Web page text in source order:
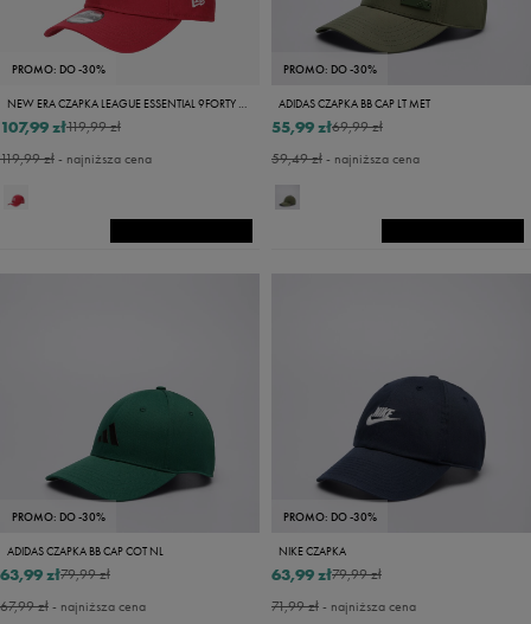
PROMO: DO -30%
NEW ERA CZAPKA LEAGUE ESSENTIAL 9FORTY NYY PURPLE NEW YORK Y
119,99 zł
107,99 zł
119,99 zł- najniższa cena
PROMO: DO -30%
ADIDAS CZAPKA BB CAP LT MET
69,99 zł
55,99 zł
59,49 zł- najniższa cena
PROMO: DO -30%
ADIDAS CZAPKA BB CAP COT NL
79,99 zł
63,99 zł
67,99 zł- najniższa cena
PROMO: DO -30%
NIKE CZAPKA
79,99 zł
63,99 zł
71,99 zł- najniższa cena